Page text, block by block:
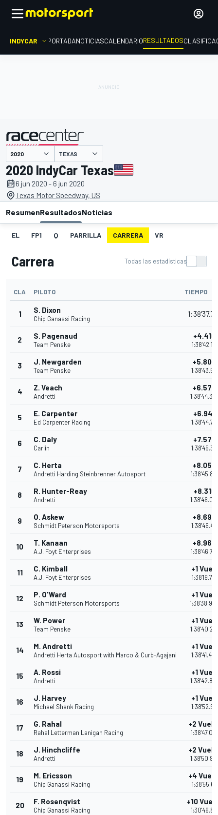
INDYCAR PORTADANOTICIASCALENDARIORESULTADOS
presentado por TEXAS
2020 IndyCar Texas
6 jun 2020 - 6 jun 2020
Texas Motor Speedway, US
ResumenResultadosNoticias
EL FP1 Q PARRILLA CARRERA VR
Carrera Todas las estadísticas
CLA PILOTO TIEMPO
1 S. Dixon
Chip Ganassi Racing
2 S. Pagenaud
Team Penske
3 J. Newgarden
Team Penske
4 Z. Veach
Andretti
5 E. Carpenter
Ed Carpenter Racing
6 C. Daly
Carlin
7 C. Herta
Andretti Harding Steinbrenner Autosport
8 R. Hunter-Reay
Andretti
9 O. Askew
Schmidt Peterson Motorsports
10 T. Kanaan
A.J. Foyt Enterprises
11 C. Kimball
A.J. Foyt Enterprises
+1
12 P. O'Ward
Schmidt Peterson Motorsports
+1
13 W. Power
Team Penske
+1
14 M. Andretti
Andretti Herta Autosport with Marco & Curb-Agajani
+1
15 A. Rossi
Andretti
+1
16 J. Harvey
Michael Shank Racing
+1
17 G. Rahal
Rahal Letterman Lanigan Racing
+2
18 J. Hinchcliffe
Andretti
+2
19 M. Ericsson
Chip Ganassi Racing
+4
20 F. Rosenqvist
Chip Ganassi Racing
+10